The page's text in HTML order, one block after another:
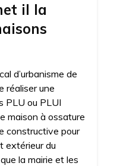
il la
d’urbanisme de
réaliser une
PLU ou PLUI
maison à ossature
constructive pour
extérieur du
la mairie et les